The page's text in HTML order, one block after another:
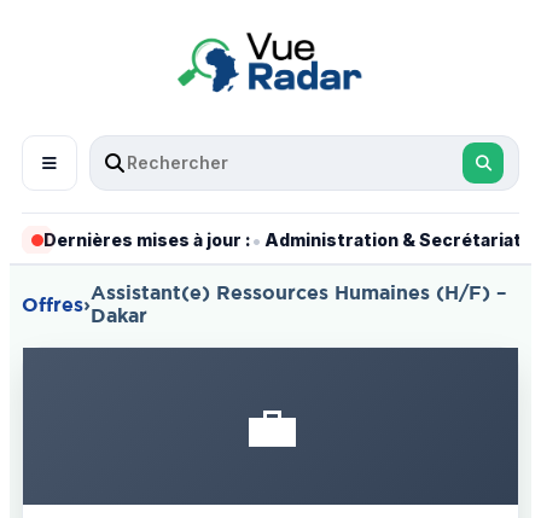
Dernières mises à jour :• Administration & Secrétariat
Offres›
Assistant(e) Ressources Humaines (H/F) –
Dakar
💼